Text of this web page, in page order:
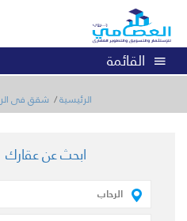
القائمة
الرئيسية شقق فى
ابحث عن عقارك